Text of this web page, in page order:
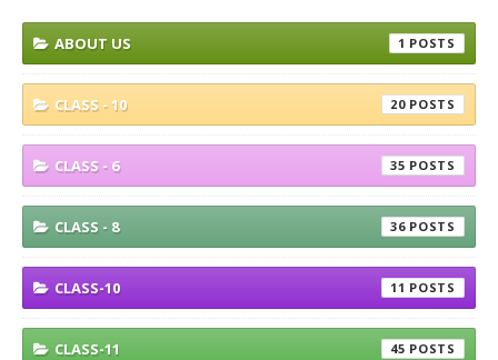
ABOUT US 1
CLASS - 10 20
CLASS - 6 35
CLASS - 8 36
CLASS-10 11
CLASS-11 45